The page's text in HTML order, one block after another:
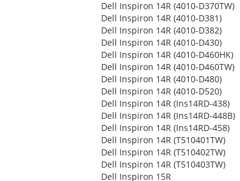
Dell Inspiron 14R (4010-D370TW)
Dell Inspiron 14R (4010-D381)
Dell Inspiron 14R (4010-D382)
Dell Inspiron 14R (4010-D430)
Dell Inspiron 14R (4010-D460HK)
Dell Inspiron 14R (4010-D460TW)
Dell Inspiron 14R (4010-D480)
Dell Inspiron 14R (4010-D520)
Dell Inspiron 14R (Ins14RD-438)
Dell Inspiron 14R (Ins14RD-448B)
Dell Inspiron 14R (Ins14RD-458)
Dell Inspiron 14R (T510401TW)
Dell Inspiron 14R (T510402TW)
Dell Inspiron 14R (T510403TW)
Dell Inspiron 15R